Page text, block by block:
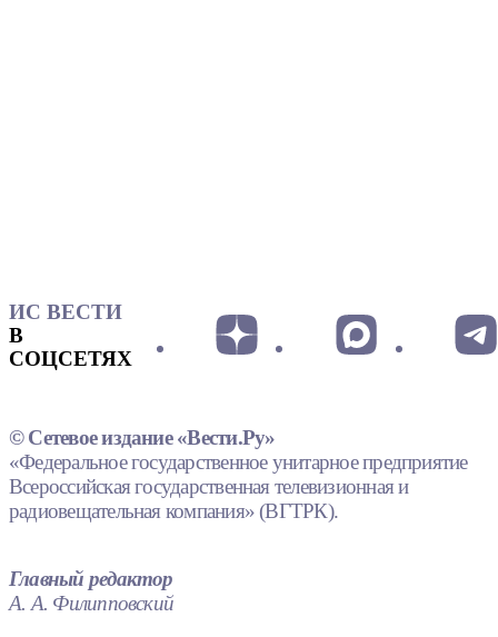
ИС ВЕСТИ
В
СОЦСЕТЯХ
© Сетевое издание «Вести.Ру»
«Федеральное государственное унитарное предприятие
Всероссийская государственная телевизионная и
радиовещательная компания» (ВГТРК).
Главный редактор
А. А. Филипповский